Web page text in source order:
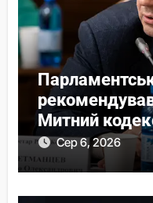
Митний
читанні
Сер 6, 2026